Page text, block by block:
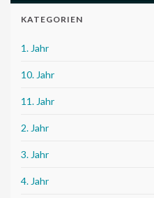
KATEGORIEN
1. Jahr
10. Jahr
11. Jahr
2. Jahr
3. Jahr
4. Jahr